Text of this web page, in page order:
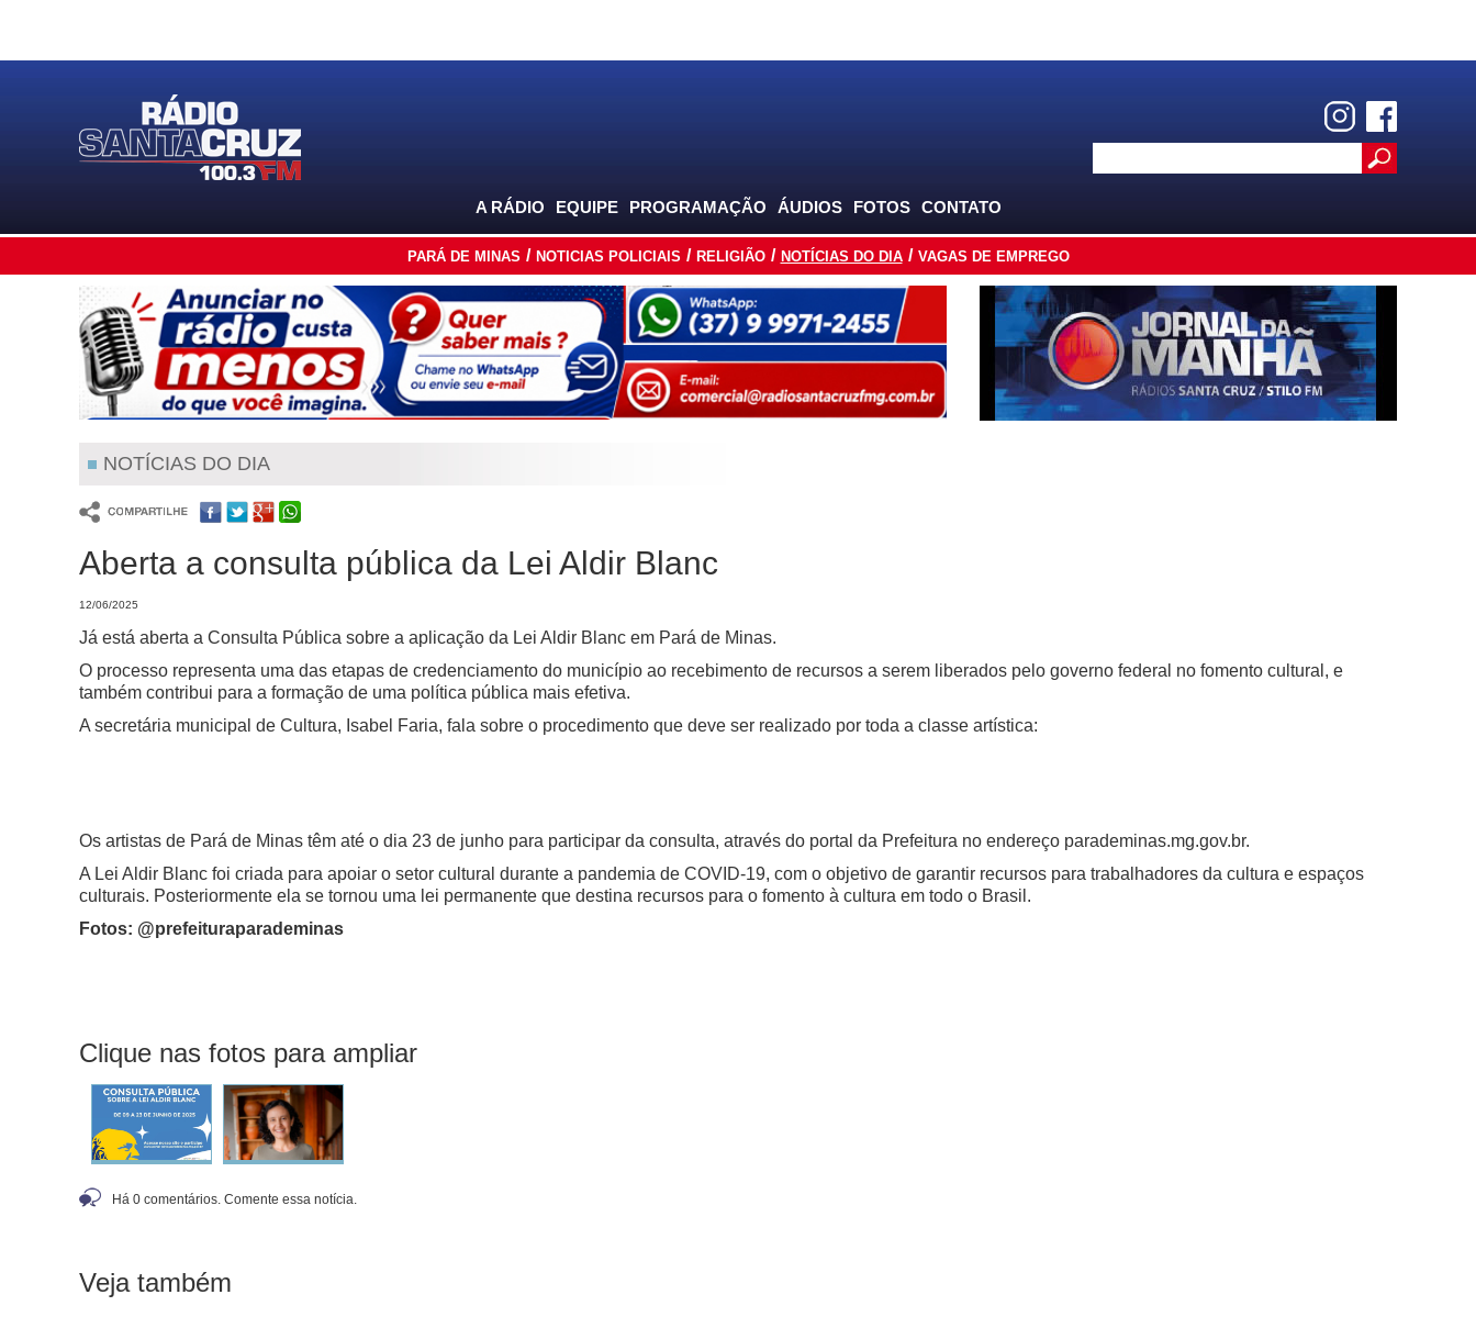
A RÁDIO EQUIPE PROGRAMAÇÃO ÁUDIOS FOTOS CONTATO
PARÁ DE MINAS NOTICIAS POLICIAIS RELIGIÃO NOTÍCIAS DO DIA VAGAS DE EMPREGO
NOTÍCIAS DO DIA
Aberta a consulta pública da Lei Aldir Blanc
12/06/2025
Já está aberta a Consulta Pública sobre a aplicação da Lei Aldir Blanc em Pará de Minas.
O processo representa uma das etapas de credenciamento do município ao recebimento de recursos a serem liberados pelo governo federal no fomento cultural, e
também contribui para a formação de uma política pública mais efetiva.
A secretária municipal de Cultura, Isabel Faria, fala sobre o procedimento que deve ser realizado por toda a classe artística:
Os artistas de Pará de Minas têm até o dia 23 de junho para participar da consulta, através do portal da Prefeitura no endereço parademinas.mg.gov.br.
A Lei Aldir Blanc foi criada para apoiar o setor cultural durante a pandemia de COVID-19, com o objetivo de garantir recursos para trabalhadores da cultura e espaços
culturais. Posteriormente ela se tornou uma lei permanente que destina recursos para o fomento à cultura em todo o Brasil.
Fotos: @prefeituraparademinas
Clique nas fotos para ampliar
Há 0 comentários. Comente essa notícia.
Veja também